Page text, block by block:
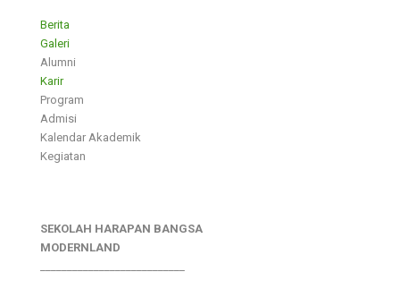
Berita
Galeri
Alumni
Karir
Program
Admisi
Kalendar Akademik
Kegiatan
SEKOLAH HARAPAN BANGSA
MODERNLAND